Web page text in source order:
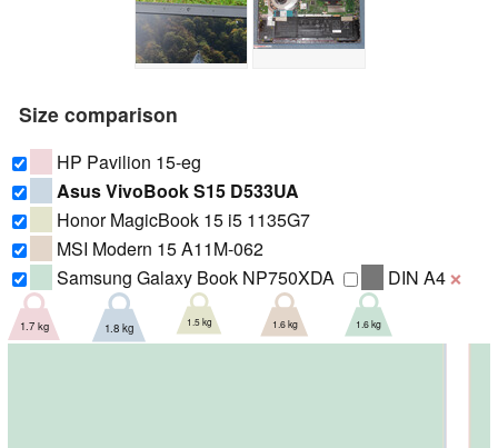
Size comparison
HP Pavilion 15-eg
Asus VivoBook S15 D533UA
Honor MagicBook 15 i5 1135G7
MSI Modern 15 A11M-062
Samsung Galaxy Book NP750XDA
DIN A4 ❌
1.7 kg 1.8 kg 1.5 kg 1.6 kg 1.6 kg